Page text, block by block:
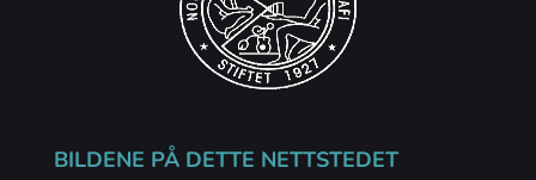
BILDENE PÅ DETTE NETTSTEDET